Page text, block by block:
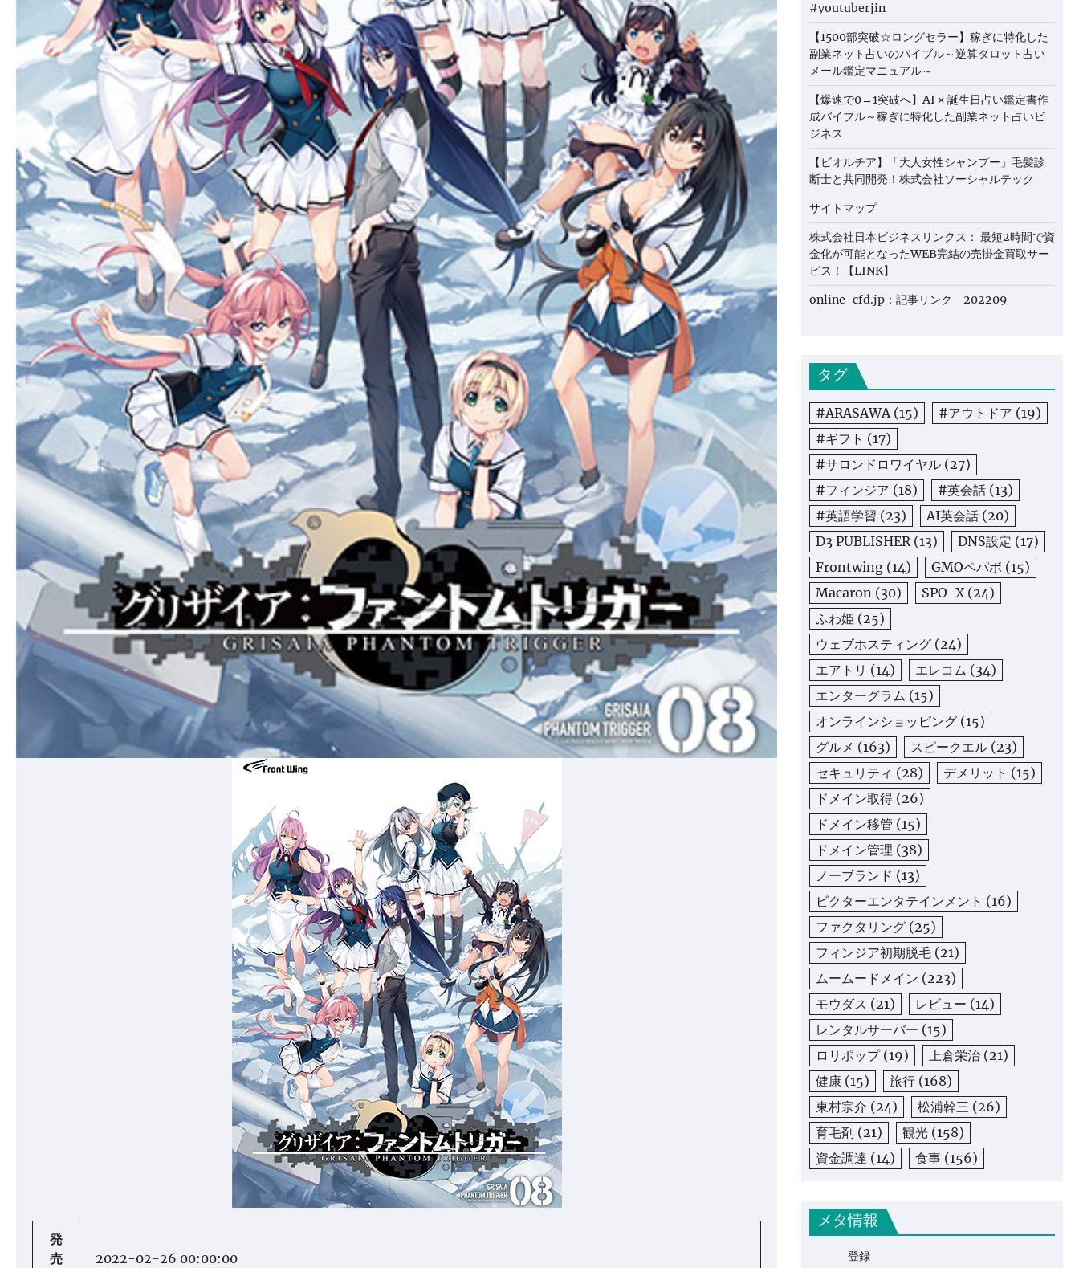
発
売
2022-02-26 00:00:00
#youtuberjin
【1500部突破☆ロングセラー】稼ぎに特化した
副業ネット占いのバイブル～逆算タロット占い
メール鑑定マニュアル～
【爆速で0→1突破へ】AI × 誕生日占い鑑定書作
成バイブル～稼ぎに特化した副業ネット占いビ
ジネス
【ビオルチア】「大人女性シャンプー」毛髪診
断士と共同開発！株式会社ソーシャルテック
サイトマップ
株式会社日本ビジネスリンクス： 最短2時間で資
金化が可能となったWEB完結の売掛金買取サー
ビス！【LINK】
online-cfd.jp：記事リンク 202209
タグ
#ARASAWA(15) #アウトドア (19)
#ギフト (17)
#サロンドロワイヤル (27)
#フィンジア (18) #英会話 (13)
#英語学習 (23) AI英会話 (20)
D3 PUBLISHER(13) DNS設定 (17)
Frontwing (14) GMOペパボ (15)
Macaron (30) SPO-X(24)
ふわ姫 (25)
ウェブホスティング (24)
エアトリ (14) エレコム (34)
エンターグラム (15)
オンラインショッピング (15)
グルメ (163) スピークエル (23)
セキュリティ (28) デメリット (15)
ドメイン取得 (26)
ドメイン移管 (15)
ドメイン管理 (38)
ノーブランド (13)
ビクターエンタテインメント (16)
ファクタリング (25)
フィンジア初期脱毛 (21)
ムームードメイン (223)
モウダス (21) レビュー (14)
レンタルサーバー (15)
ロリポップ(19) 上倉栄治 (21)
健康 (15) 旅行 (168)
東村宗介 (24) 松浦幹三 (26)
育毛剤 (21) 観光 (158)
資金調達 (14) 食事 (156)
メタ情報
登録